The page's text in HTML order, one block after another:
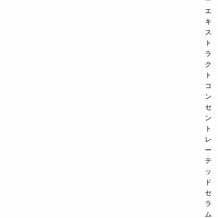
エ
キ
ス
ト
ラ
ク
ト
コ
ン
セ
ン
ト
レ
ー
テ
ッ
ド
セ
ラ
ム